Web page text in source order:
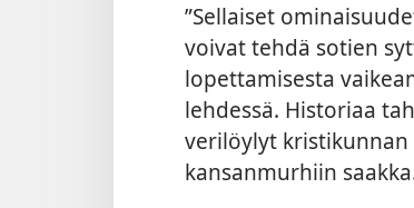
”Sellaiset
voivat tehdä sotien
lopettamisesta
lehdessä. Historiaa
verilöylyt
kansanmurhiin